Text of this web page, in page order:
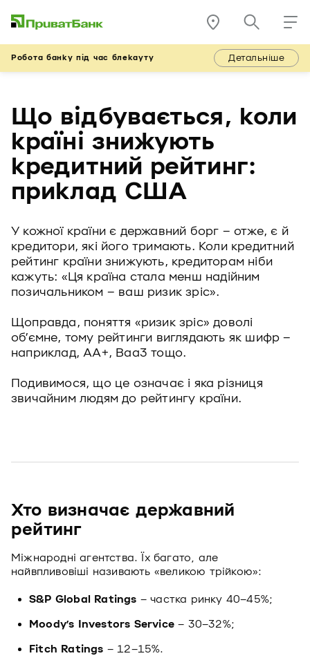
Робота банку під час блекауту Детальніше
Що відбувається, коли
країні знижують
кредитний рейтинг:
приклад США
У кожної країни є державний борг – отже, є й
кредитори, які його тримають. Коли кредитний
рейтинг країни знижують, кредиторам ніби
кажуть: «Ця країна стала менш надійним
позичальником – ваш ризик зріс».
Щоправда, поняття «ризик зріс» доволі
об’ємне, тому рейтинги виглядають як шифр –
наприклад, AA+, Baa3 тощо.
Подивимося, що це означає і яка різниця
звичайним людям до рейтингу країни.
Хто визначає державний
рейтинг
Міжнародні агентства. Їх багато, але
найвпливовіші називають «великою трійкою»:
S&P Global Ratings – частка ринку 40–45%;
Moody’s Investors Service – 30–32%;
Fitch Ratings – 12–15%.